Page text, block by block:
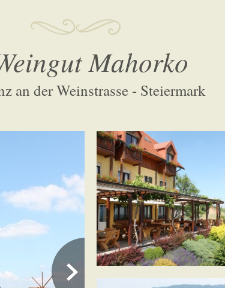
Mahorko
an der Weinstrasse - Steiermark